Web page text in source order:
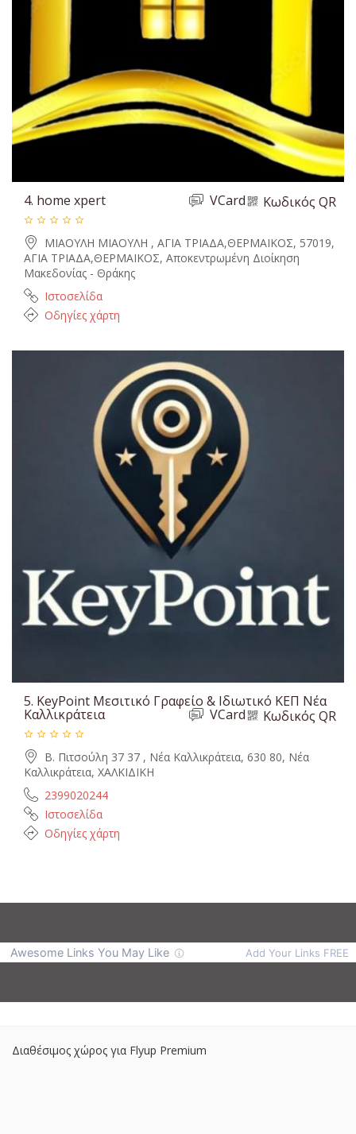
4. home xpert Κωδικός QR
VCard
ΜΙΑΟΥΛΗ ΜΙΑΟΥΛΗ , ΑΓΙΑ ΤΡΙΑΔΑ,ΘΕΡΜΑΙΚΟΣ, 57019,
ΑΓΙΑ ΤΡΙΑΔΑ,ΘΕΡΜΑΙΚΟΣ, Αποκεντρωμένη Διοίκηση
Μακεδονίας - Θράκης
Ιστοσελίδα
Οδηγίες χάρτη
5. KeyPoint Μεσιτικό Γραφείο & Ιδιωτικό ΚΕΠ Νέα
Καλλικράτεια Κωδικός QR
VCard
Β. Πιτσούλη 37 37 , Νέα Καλλικράτεια, 630 80, Νέα
Καλλικράτεια, ΧΑΛΚΙΔΙΚΗ
2399020244
Ιστοσελίδα
Οδηγίες χάρτη
Διαθέσιμος χώρος για Flyup Premium